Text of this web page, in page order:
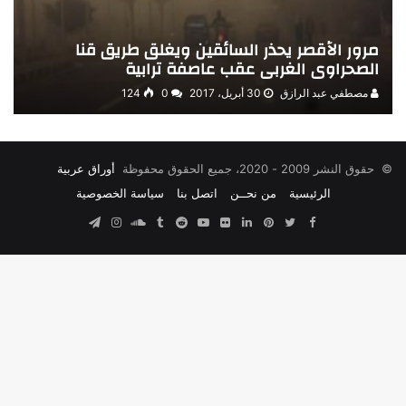
مرور الأقصر يحذر السائقين ويغلق طريق قنا
الصحراوي الغربي عقب عاصفة ترابية
مصطفي عبد الرازق 30 أبريل، 2017 0
124
© حقوق النشر 2009 - 2020، جميع الحقوق محفوظة
أوراق عربية
الرئيسية
من نحــن اتصل بنا
سياسة الخصوصية
Facebook
Twitter
Pinterest
LinkedIn
صور YouTube
SoundCloud
Instagram